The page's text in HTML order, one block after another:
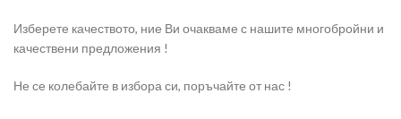
Изберете качеството, ние Ви очакваме с нашите многобройни и
качествени предложения !
Не се колебайте в избора си, поръчайте от нас !